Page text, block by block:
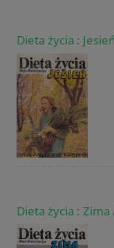
Dieta życia :
Dieta życia : Zima